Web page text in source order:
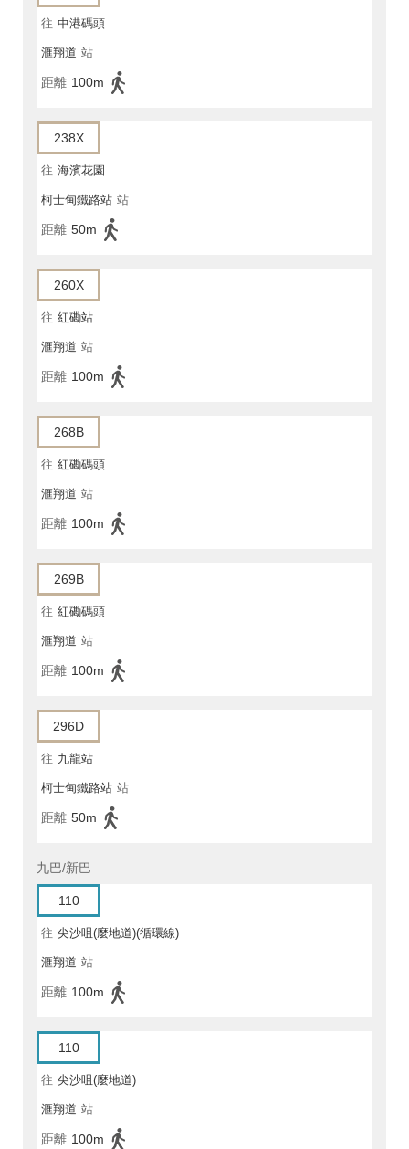
往 中港碼頭
滙翔道 站
距離 100m
238X
往 海濱花園
柯士甸鐵路站 站
距離 50m
260X
往 紅磡站
滙翔道 站
距離 100m
268B
往 紅磡碼頭
滙翔道 站
距離 100m
269B
往 紅磡碼頭
滙翔道 站
距離 100m
296D
往 九龍站
柯士甸鐵路站 站
距離 50m
九巴/新巴
110
往 尖沙咀(麼地道)(循環線)
滙翔道 站
距離 100m
110
往 尖沙咀(麼地道)
滙翔道 站
距離 100m